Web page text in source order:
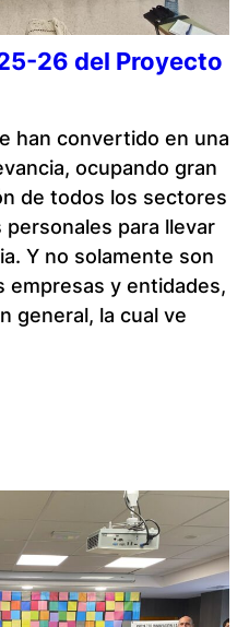
26 del Proyecto
han convertido en una
ocupando gran
de todos los sectores
para llevar
Y no solamente son
empresas y entidades,
general, la cual ve